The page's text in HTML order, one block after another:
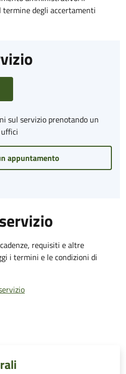
termine degli accertamenti
sul servizio prenotando un
appuntamento
requisiti e altre
i termini e le condizioni di